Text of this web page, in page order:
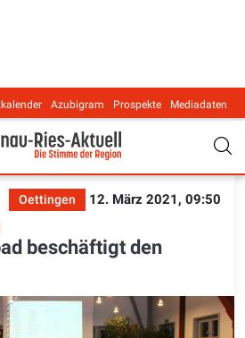
Azubigram Prospekte Mediadaten
Oettingen
12. März 2021, 09:50
beschäftigt den